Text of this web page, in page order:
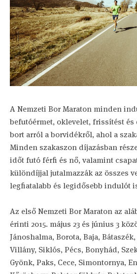
A Nemzeti Bor Maraton minden
befutóérmet, oklevelet, frissítést és
bort arról a borvidékről, ahol a
Minden szakaszon díjazásban
időt futó férfi és nő, valamint
különdíjjal jutalmazzák az összes
legfiatalabb és legidősebb indulót
Az első Nemzeti Bor Maraton az
érinti 2015. május 23 és június 3
Jánoshalma, Borota, Baja,
Villány, Siklós, Pécs, Bonyhád,
Gyönk, Paks, Cece, Simontornya,